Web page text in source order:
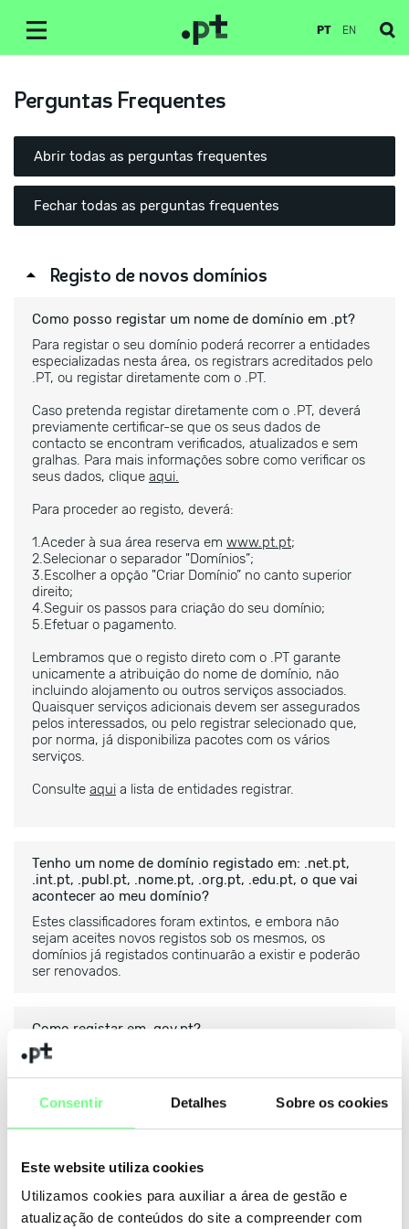
Consentir Detalhes Sobre os cookies
Este website utiliza cookies
Utilizamos cookies para auxiliar a área de gestão e
atualização de conteúdos do site a compreender com
PT EN
Perguntas Frequentes
Abrir todas as perguntas frequentes
Fechar todas as perguntas frequentes
Registo de novos domínios
Como posso registar um nome de domínio em .pt?
Para registar o seu domínio poderá recorrer a entidades
especializadas nesta área, os registrars acreditados pelo
.PT, ou registar diretamente com o .PT.
Caso pretenda registar diretamente com o .PT, deverá
previamente certificar-se que os seus dados de
contacto se encontram verificados, atualizados e sem
gralhas. Para mais informações sobre como verificar os
seus dados, clique aqui.
Para proceder ao registo, deverá:
1.Aceder à sua área reserva em www.pt.pt;
2.Selecionar o separador "Domínios”;
3.Escolher a opção "Criar Domínio” no canto superior
direito;
4.Seguir os passos para criação do seu domínio;
5.Efetuar o pagamento.
Lembramos que o registo direto com o .PT garante
unicamente a atribuição do nome de domínio, não
incluindo alojamento ou outros serviços associados.
Quaisquer serviços adicionais devem ser assegurados
pelos interessados, ou pelo registrar selecionado que,
por norma, já disponibiliza pacotes com os vários
serviços.
Consulte aqui a lista de entidades registrar.
Tenho um nome de domínio registado em: .net.pt,
.int.pt, .publ.pt, .nome.pt, .org.pt, .edu.pt, o que vai
acontecer ao meu domínio?
Estes classificadores foram extintos, e embora não
sejam aceites novos registos sob os mesmos, os
domínios já registados continuarão a existir e poderão
ser renovados.
Como registar em .gov.pt?
O processo de registo de nomes de domínio sob .gov.pt
condições próprias, e, supletivamente, o disposto nas
O que é que posso fazer em caso de conflito sobre
um domínio?